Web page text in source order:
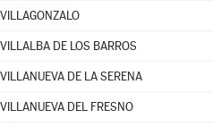
VILLAGONZALO
VILLALBA DE LOS BARROS
VILLANUEVA DE LA SERENA
VILLANUEVA DEL FRESNO